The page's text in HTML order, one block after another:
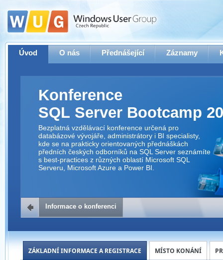
Úvod O nás Přednášející Záznamy
Konference
SQL Server Bootcamp
Bezplatná vzdělávací konference určená pro
databázové vývojáře, administrátory i BI specialisty,
kde se na prakticky orientovaných přednáškách
předních českých odborníků na SQL Server seznámíte
s best-practices z různých oblastí Microsoft SQL
Serveru, Microsoft Azure a Power BI.
Informace o konferenci
ZÁKLADNÍ INFORMACE A REGISTRACE MÍSTO KONÁNÍ